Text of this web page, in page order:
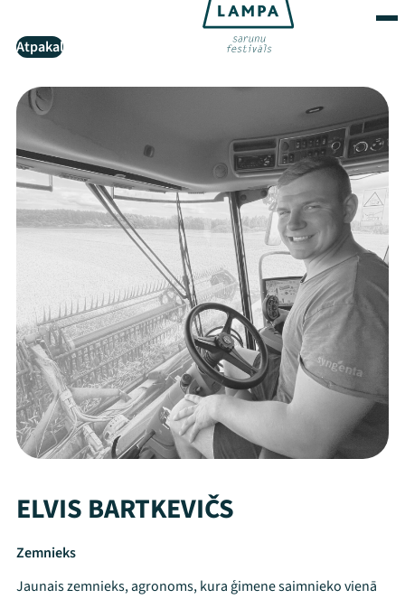
Atpakaļ
ELVIS BARTKEVIČS
Zemnieks
Jaunais zemnieks, agronoms, kura ģimene saimnieko vienā